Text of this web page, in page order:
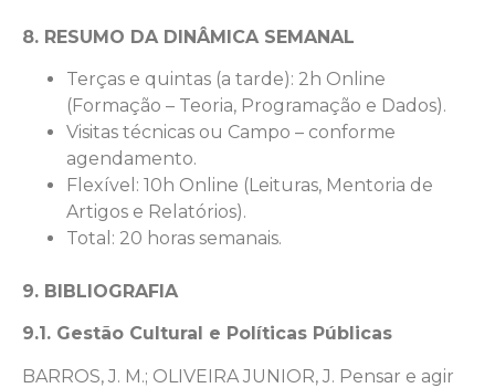
8. RESUMO DA DINÂMICA SEMANAL
Terças e quintas (a tarde): 2h Online
(Formação – Teoria, Programação e Dados).
Visitas técnicas ou Campo – conforme
agendamento.
Flexível: 10h Online (Leituras, Mentoria de
Artigos e Relatórios).
Total: 20 horas semanais.
9. BIBLIOGRAFIA
9.1. Gestão Cultural e Políticas Públicas
BARROS, J. M.; OLIVEIRA JUNIOR, J. Pensar e agir